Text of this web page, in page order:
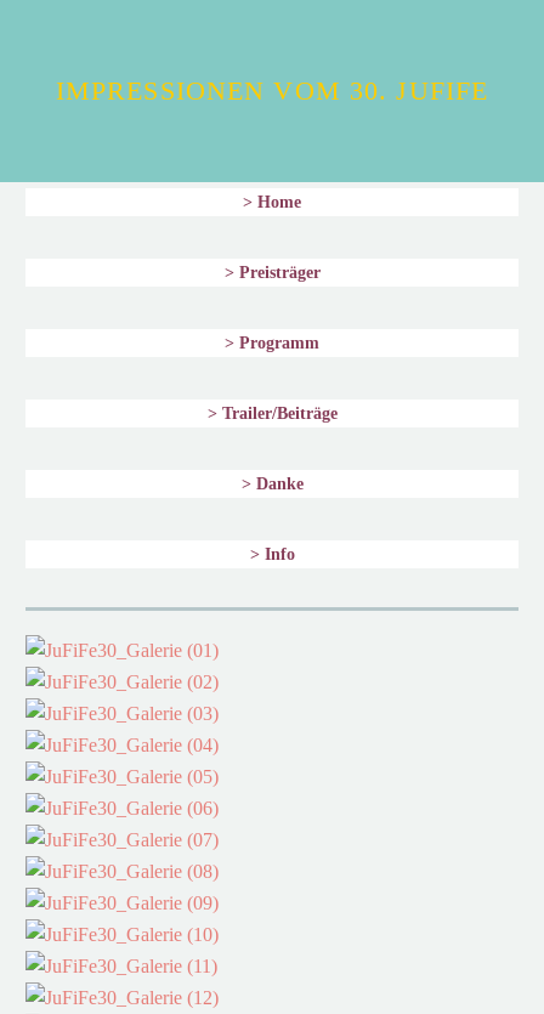
IMPRESSIONEN VOM 30. JUFIFE
> Home
> Preisträger
> Programm
> Trailer/Beiträge
> Danke
> Info